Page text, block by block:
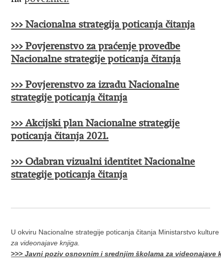
>>> Nacionalna strategija poticanja čitanja
>>> Povjerenstvo za praćenje provedbe
Nacionalne strategije poticanja čitanja
>>> Povjerenstvo za izradu Nacionalne
strategije poticanja čitanja
>>> Akcijski plan Nacionalne strategije
poticanja čitanja 2021.
>>> Odabran vizualni identitet Nacionalne
strategije poticanja čitanja
U okviru Nacionalne strategije poticanja čitanja Ministarstvo
za videonajave knjiga.
>>>Javni poziv osnovnim i srednjim školama za videonajave